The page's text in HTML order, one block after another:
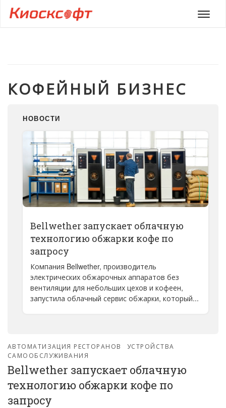
Меню
КОФЕЙНЫЙ БИЗНЕС
НОВОСТИ
Bellwether запускает облачную
технологию обжарки кофе по
запросу
Компания Bellwether, производитель
электрических обжарочных аппаратов без
вентиляции для небольших цехов и кофеен,
запустила облачный сервис обжарки, который...
АВТОМАТИЗАЦИЯ РЕСТОРАНОВ
УСТРОЙСТВА
САМООБСЛУЖИВАНИЯ
Bellwether запускает облачную
технологию обжарки кофе по
запросу